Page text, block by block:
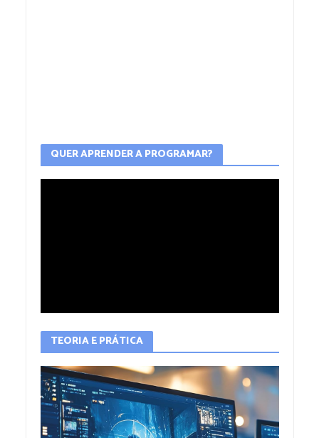
QUER APRENDER A PROGRAMAR?
TEORIA E PRÁTICA